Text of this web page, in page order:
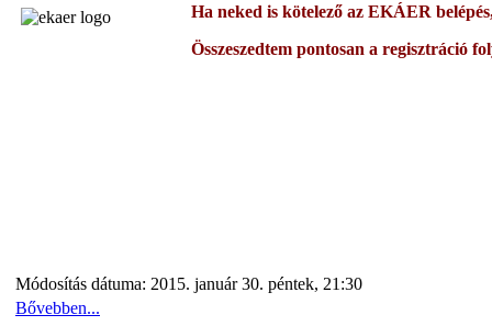
Ha neked is kötelező az EKÁER
Összeszedtem pontosan a regisztráció
Módosítás dátuma: 2015. január 30. péntek, 21:30
Bővebben...